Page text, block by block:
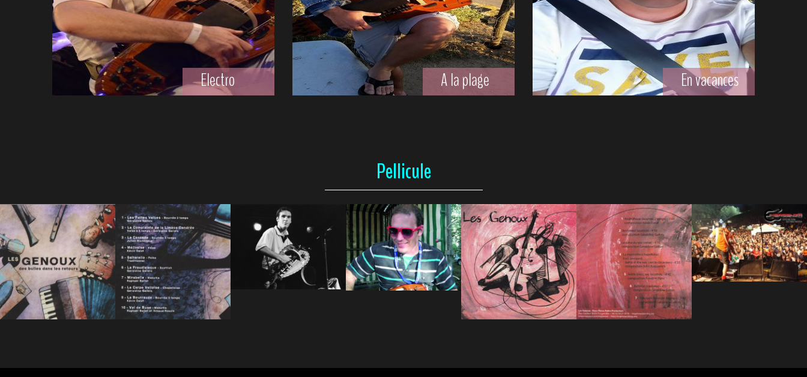
Electro A la plage En vacances
Pellicule